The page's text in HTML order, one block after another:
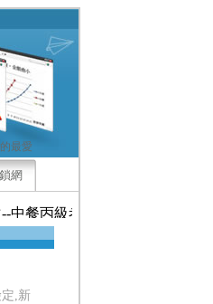
最愛
網
中餐丙級考照班，09/11日開課
,新